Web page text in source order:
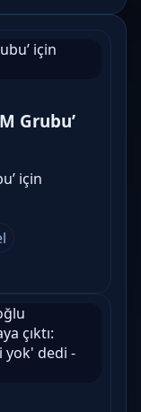
Grubu’
için